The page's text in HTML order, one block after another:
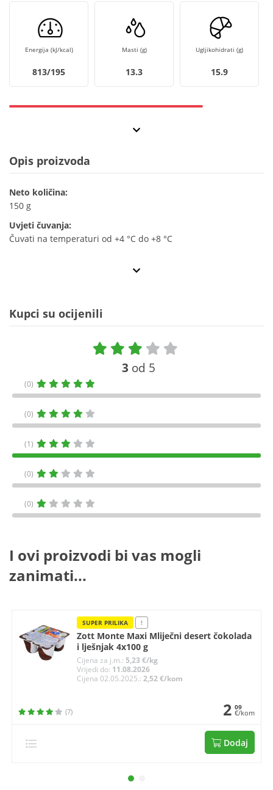
Energija (kJ/kcal)
813/195
Masti (g)
13.3
Ugljikohidrati (g)
15.9
Opis proizvoda
Neto količina:
150 g
Uvjeti čuvanja:
Čuvati na temperaturi od +4 °C do +8 °C
Kupci su ocijenili
3 od 5
(0)
(0)
(1)
(0)
(0)
I ovi proizvodi bi vas mogli
zanimati...
SUPER PRILIKA !
Zott Monte Maxi Mliječni desert čokolada
i lješnjak 4x100 g
Cijena za j.m.:5,23 €/kg
Vrijedi do: 11.08.2026
Cijena 02.05.2025.:2,52 €/kom
(7) 2 09
€/kom
Dodaj